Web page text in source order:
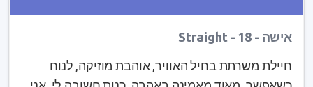
אישה - Straight - 18
חיילת משרתת בחיל האוויר, אוהבת מוזיקה, לנוח